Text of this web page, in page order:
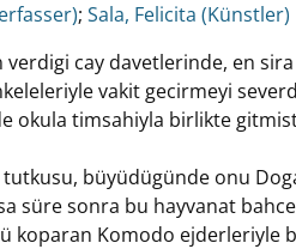
Verfasser
; Sala, Felicita (Künstler)
verdigi cay davetlerinde, en
vakit gecirmeyi
okula timsahiyla birlikte
büyüdügünde onu
süre sonra bu hayvanat
koparan Komodo ejderleriyle